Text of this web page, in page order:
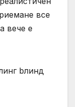
все
вече е
bлинд